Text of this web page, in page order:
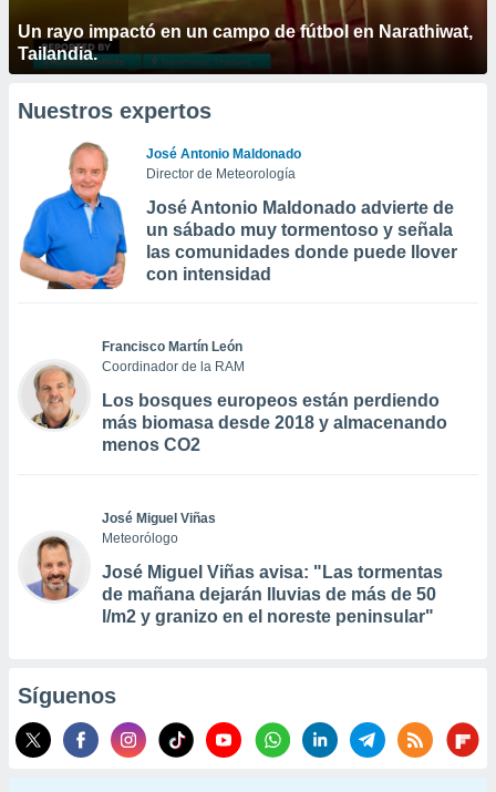
Un rayo impactó en un campo de fútbol en Narathiwat,
Tailandia.
Nuestros expertos
José Antonio Maldonado
Director de Meteorología
José Antonio Maldonado advierte de
un sábado muy tormentoso y señala
las comunidades donde puede llover
con intensidad
Francisco Martín León
Coordinador de la RAM
Los bosques europeos están perdiendo
más biomasa desde 2018 y almacenando
menos CO2
José Miguel Viñas
Meteorólogo
José Miguel Viñas avisa: "Las tormentas
de mañana dejarán lluvias de más de 50
l/m2 y granizo en el noreste peninsular"
Síguenos